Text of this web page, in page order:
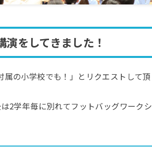
をしてきました！
の小学校でも！」とリクエストして頂
2学年毎に別れてフットバッグワーク